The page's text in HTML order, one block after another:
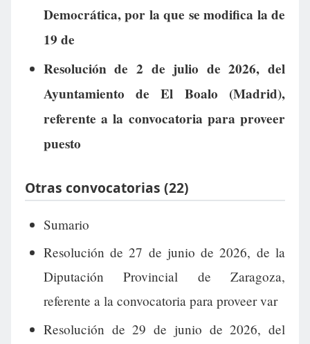
Democrática, por la que se modifica la de
19 de
Resolución de 2 de julio de 2026, del
Ayuntamiento de El Boalo (Madrid),
referente a la convocatoria para proveer
puesto
Otras convocatorias (22)
Sumario
Resolución de 27 de junio de 2026, de la
Diputación Provincial de Zaragoza,
referente a la convocatoria para proveer var
Resolución de 29 de junio de 2026, del